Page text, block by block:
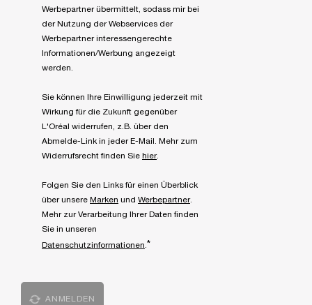
Werbepartner übermittelt, sodass mir bei
der Nutzung der Webservices der
Werbepartner interessengerechte
Informationen/Werbung angezeigt
werden.
Sie können Ihre Einwilligung jederzeit mit
Wirkung für die Zukunft gegenüber
L'Oréal widerrufen, z.B. über den
Abmelde-Link in jeder E-Mail. Mehr zum
Widerrufsrecht finden Sie hier.
Folgen Sie den Links für einen Überblick
über unsere Marken und Werbepartner.
Mehr zur Verarbeitung Ihrer Daten finden
Sie in unseren
Datenschutzinformationen.*
ANMELDEN